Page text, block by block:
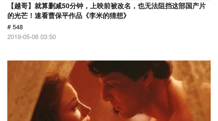
【越哥】就算删减50分钟，上映前被改名，也无法阻挡这部国产片
的光芒！速看曹保平作品《李米的猜想》
# 548
2019-05-06 03:50